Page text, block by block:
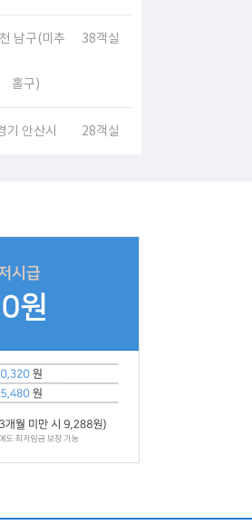
남구(미추
홀구)
38객실
기 안산시 28객실